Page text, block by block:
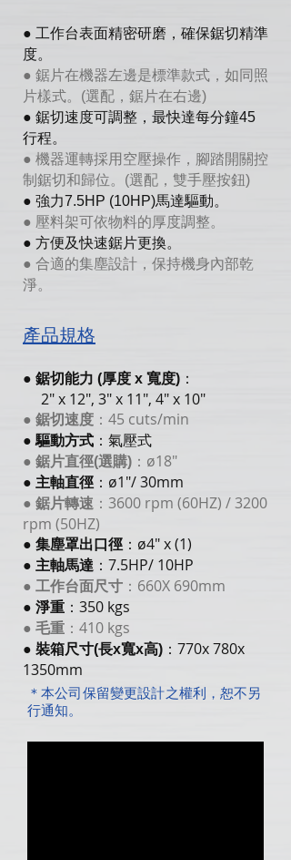
● 工作台表面精密研磨，確保鋸切精準
度。
● 鋸片在機器左邊是標準款式，如同照
片樣式。(選配，鋸片在右邊)
● 鋸切速度可調整，最快達每分鐘45
行程。
● 機器運轉採用空壓操作，腳踏開關控
制鋸切和歸位。(選配，雙手壓按鈕)
● 強力7.5HP (10HP)馬達驅動。
● 壓料架可依物料的厚度調整。
● 方便及快速鋸片更換。
● 合適的集塵設計，保持機身內部乾
淨。
產品規格
● 鋸切能力 (厚度 x 寬度) ：
2" x 12", 3" x 11", 4" x 10"
● 鋸切速度 ： 45 cuts/min
● 驅動方式 ： 氣壓式
● 鋸片直徑(選購) ： ø18"
● 主軸直徑 ： ø1"/ 30mm
● 鋸片轉速 ： 3600 rpm (60HZ) / 3200
rpm (50HZ)
● 集塵罩出口徑 ： ø4" x (1)
● 主軸馬達 ： 7.5HP/ 10HP
● 工作台面尺寸 ： 660X 690mm
● 淨重 ： 350 kgs
● 毛重 ： 410 kgs
● 裝箱尺寸(長x寬x高) ： 770x 780x
1350mm
＊本公司保留變更設計之權利，恕不另
行通知。